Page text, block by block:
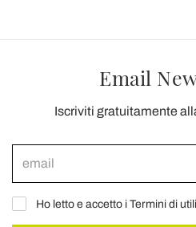
Email
Iscriviti gratuitamente
Ho letto e accetto i Termini di